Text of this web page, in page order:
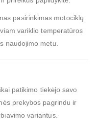
pasirinkimas motociklų
variklio temperatūros
naudojimo metu.
patikimo tiekėjo savo
prekybos pagrindu ir
variantus.